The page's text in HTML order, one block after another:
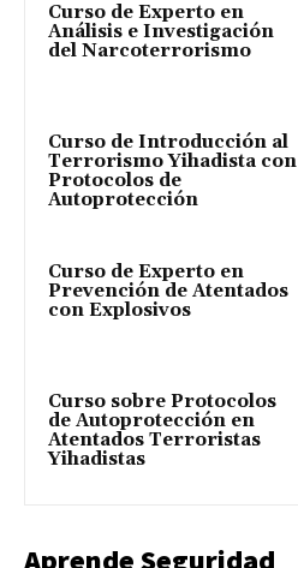
Curso de Experto en
Análisis e Investigación
del Narcoterrorismo
Curso de Introducción al
Terrorismo Yihadista con
Protocolos de
Autoprotección
Curso de Experto en
Prevención de Atentados
con Explosivos
Curso sobre Protocolos
de Autoprotección en
Atentados Terroristas
Yihadistas